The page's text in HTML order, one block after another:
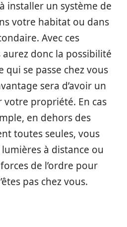
installer un système de
votre habitat ou dans
Avec ces
donc la possibilité
qui se passe chez vous
sera d’avoir un
propriété. En cas
en dehors des
toutes seules, vous
à distance ou
de l’ordre pour
pas chez vous.